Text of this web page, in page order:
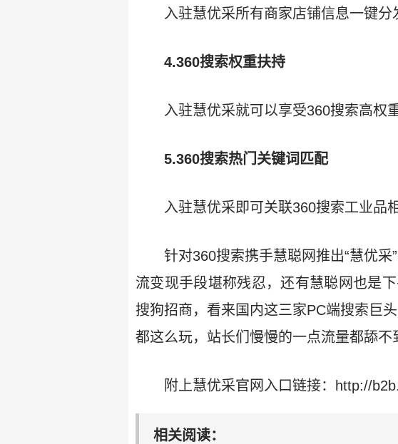
入驻慧优采所有商家店铺信息一键分
4.360搜索权重扶持
入驻慧优采就可以享受360搜索高权
5.360搜索热门关键词匹配
入驻慧优采即可关联360搜索工业品
针对360搜索携手慧聪网推出“慧优采
流变现手段堪称残忍，还有慧聪网也是
搜狗招商，看来国内这三家PC端搜索巨
都这么玩，站长们慢慢的一点流量都舔
附上慧优采官网入口链接：http://
相关阅读：